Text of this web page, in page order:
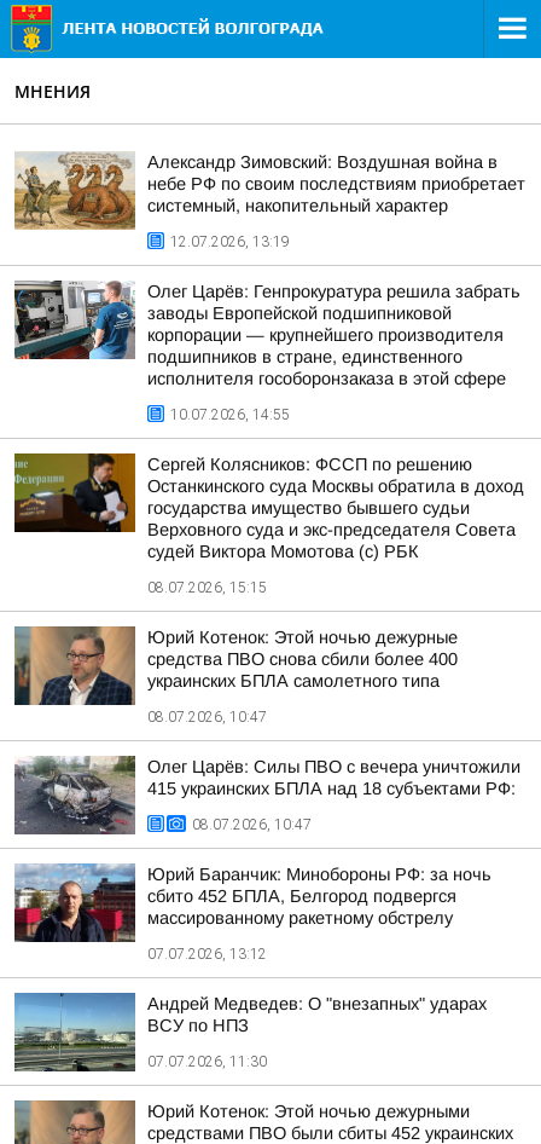
МНЕНИЯ
Александр Зимовский: Воздушная война в
небе РФ по своим последствиям приобретает
системный, накопительный характер
12.07.2026, 13:19
Олег Царёв: Генпрокуратура решила забрать
заводы Европейской подшипниковой
корпорации — крупнейшего производителя
подшипников в стране, единственного
исполнителя гособоронзаказа в этой сфере
10.07.2026, 14:55
Сергей Колясников: ФССП по решению
Останкинского суда Москвы обратила в доход
государства имущество бывшего судьи
Верховного суда и экс-председателя Совета
судей Виктора Момотова (с) РБК
08.07.2026, 15:15
Юрий Котенок: Этой ночью дежурные
средства ПВО снова сбили более 400
украинских БПЛА самолетного типа
08.07.2026, 10:47
Олег Царёв: Силы ПВО с вечера уничтожили
415 украинских БПЛА над 18 субъектами РФ:
08.07.2026, 10:47
Юрий Баранчик: Минобороны РФ: за ночь
сбито 452 БПЛА, Белгород подвергся
массированному ракетному обстрелу
07.07.2026, 13:12
Андрей Медведев: О "внезапных" ударах
ВСУ по НПЗ
07.07.2026, 11:30
Юрий Котенок: Этой ночью дежурными
средствами ПВО были сбиты 452 украинских